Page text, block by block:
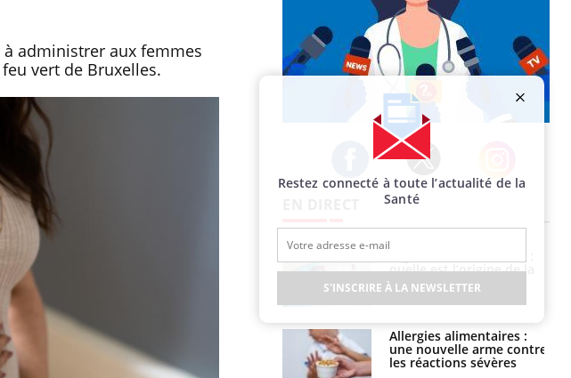
à administrer aux femmes
vert de Bruxelles.
Facebook Twitter Instagram
vacances, elle reste dans
le coma pendant 42 jours
quelle est l’origine de la
contamination ?
Allergies alimentaires :
une nouvelle arme contre
les réactions sévères
Restez connecté à toute l’actualité de la
Santé
S'INSCRIRE À LA NEWSLETTER